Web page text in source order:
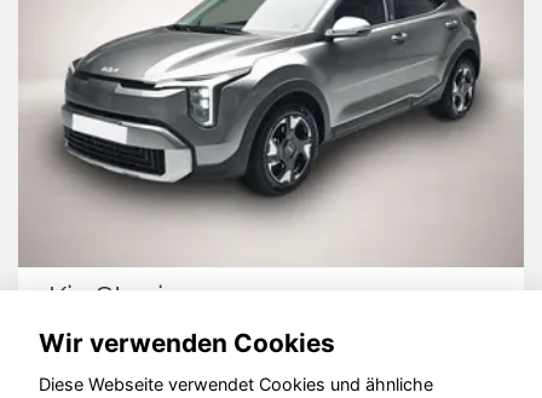
Kia Stonic
Wir verwenden Cookies
Diese Webseite verwendet Cookies und ähnliche